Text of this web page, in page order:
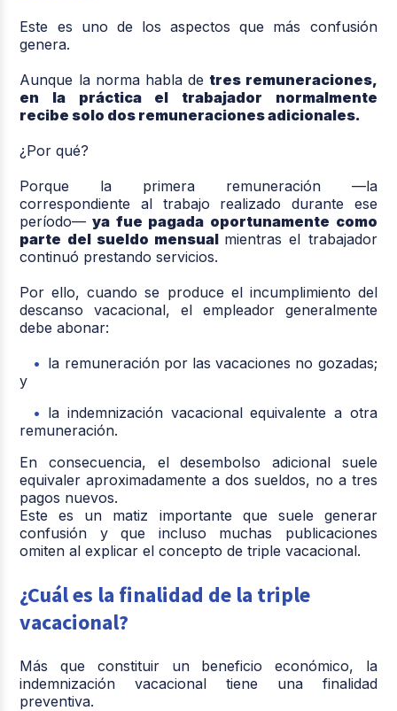
Este es uno de los aspectos que más confusión
genera.
Aunque la norma habla detres remuneraciones,
en la práctica el trabajador normalmente
recibe solo dos remuneraciones adicionales.
¿Por qué?
Porque la primera remuneración —la
correspondiente al trabajo realizado durante ese
período— ya fue pagada oportunamente como
parte del sueldo mensual mientras el trabajador
continuó prestando servicios.
Por ello, cuando se produce el incumplimiento del
descanso vacacional, el empleador generalmente
debe abonar:
la remuneración por las vacaciones no gozadas;
y
la indemnización vacacional equivalente a otra
remuneración.
En consecuencia, el desembolso adicional suele
equivaler aproximadamente ados sueldos, no a tres
pagos nuevos.
Este es un matiz importante que suele generar
confusión y que incluso muchas publicaciones
omiten al explicar el concepto de triple vacacional.
¿Cuál es la finalidad de la triple
vacacional?
Más que constituir un beneficio económico, la
indemnización vacacional tiene una finalidad
preventiva.